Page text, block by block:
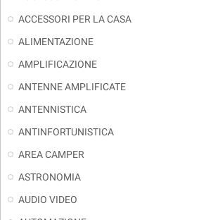
ACCESSORI PER LA CASA
ALIMENTAZIONE
AMPLIFICAZIONE
ANTENNE AMPLIFICATE
ANTENNISTICA
ANTINFORTUNISTICA
AREA CAMPER
ASTRONOMIA
AUDIO VIDEO